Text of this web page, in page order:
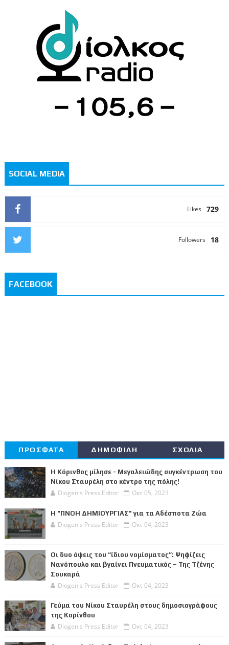
SOCIAL MEDIA
729
Likes
18
Followers
FACEBOOK
ΠΡΟΣΦΑΤΑ ΔΗΜΟΦΙΛΗ ΣΧΟΛΙΑ
Η Κόρινθος μίλησε - Μεγαλειώδης συγκέντρωση του
Νίκου Σταυρέλη στο κέντρο της πόλης!
Diogenis Press Editor Οκτ 05, 2023
Η "ΠΝΟΗ ΔΗΜΙΟΥΡΓΙΑΣ" για τα Αδέσποτα Ζώα
Diogenis Press Editor Οκτ 04, 2023
Οι δυο όψεις του “ίδιου νομίσματος”: Ψηφίζεις
Νανόπουλο και βγαίνει Πνευματικός – Της Τζένης
Σουκαρά
Diogenis Press Editor Οκτ 04, 2023
Γεύμα του Νίκου Σταυρέλη στους δημοσιογράφους
της Κορίνθου
Diogenis Press Editor Οκτ 04, 2023